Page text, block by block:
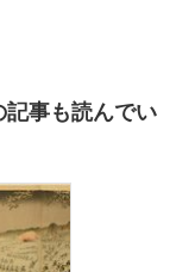
記事も読んでい